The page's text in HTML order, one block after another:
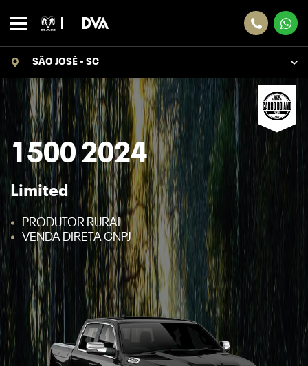
SÃO JOSÉ - SC
1500 2024
Limited
PRODUTOR RURAL
VENDA DIRETA CNPJ